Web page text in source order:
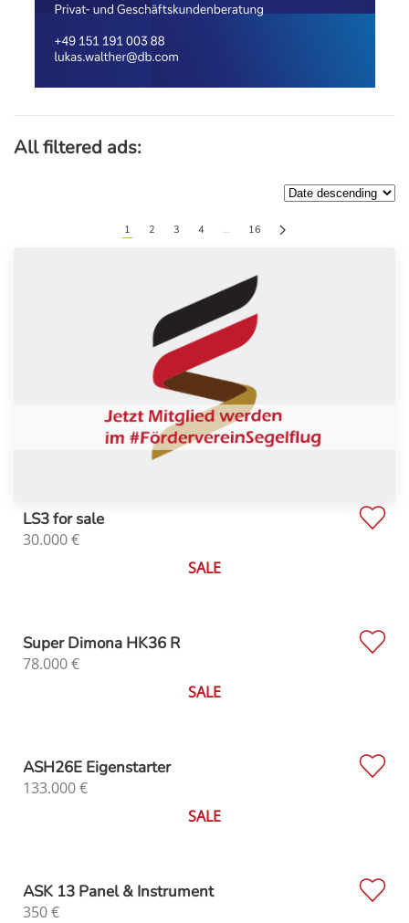
All filtered ads:
1 2 3 4 … 16
LS3 for sale
30.000€
SALE
Super Dimona HK36 R
78.000€
SALE
ASH26E Eigenstarter
133.000€
SALE
ASK 13 Panel & Instrument
350€